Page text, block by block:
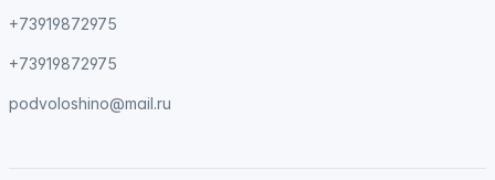
+73919872975
+73919872975
podvoloshino@mail.ru